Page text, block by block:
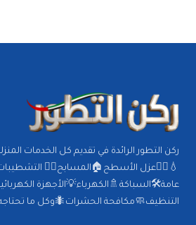
ركن التطور الرائدة في تقديم كل الخدمات
💧🕵️‍♂️عزل الأسطح🏠المسابح🏊‍♂️
عامة🛠️السباكة🚿الكهرباء💡الأجهزة
التنظيف🧼مكافحة الحشرات🐜وكل ما